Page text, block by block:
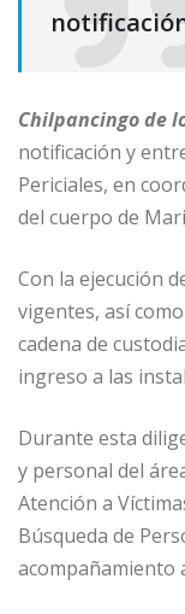
Chilpancingo de
notificación y
Periciales, en
del cuerpo de
Con la ejecución
vigentes, así
cadena de
ingreso a las
Durante esta
y personal del
Atención a
Búsqueda de
acompañamiento